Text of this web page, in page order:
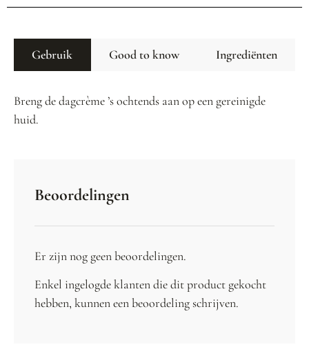
Gebruik Good to know Ingrediënten
Breng de dagcrème ’s ochtends aan op een gereinigde
huid.
Beoordelingen
Er zijn nog geen beoordelingen.
Enkel ingelogde klanten die dit product gekocht
hebben, kunnen een beoordeling schrijven.